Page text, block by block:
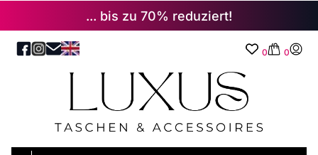
... bis zu 70% reduziert!
0 0